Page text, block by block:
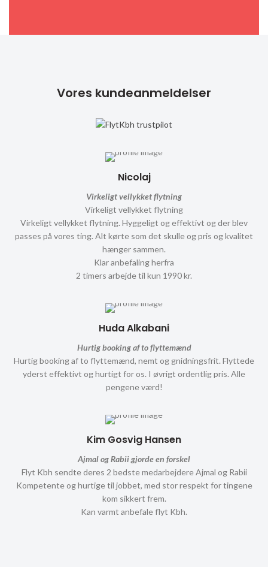
Vores kundeanmeldelser
Nicolaj
Virkeligt vellykket flytning
Virkeligt vellykket flytning
Virkeligt vellykket flytning. Hyggeligt og effektivt og der blev
passes på vores ting. Alt kørte som det skulle og pris og kvalitet
hænger sammen.
Klar anbefaling herfra
2 timers arbejde til kun 1990 kr.
Huda Alkabani
Hurtig booking af to flyttemænd
Hurtig booking af to flyttemænd, nemt og gnidningsfrit. Flyttede
yderst effektivt og hurtigt for os. I øvrigt ordentlig pris. Alle
pengene værd!
Kim Gosvig Hansen
Ajmal og Rabii gjorde en forskel
Flyt Kbh sendte deres 2 bedste medarbejdere Ajmal og Rabii
Kompetente og hurtige til jobbet, med stor respekt for tingene
kom sikkert frem.
Kan varmt anbefale flyt Kbh.